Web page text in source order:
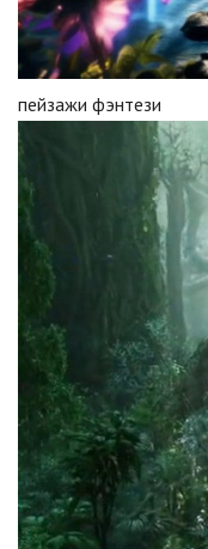
пейзажи фэнтези